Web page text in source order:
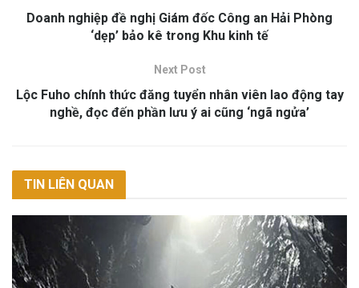
Doanh nghiệp đề nghị Giám đốc Công an Hải Phòng
‘dẹp’ bảo kê trong Khu kinh tế
Next Post
Lộc Fuho chính thức đăng tuyển nhân viên lao động tay
nghề, đọc đến phần lưu ý ai cũng ‘ngã ngửa’
TIN LIÊN QUAN